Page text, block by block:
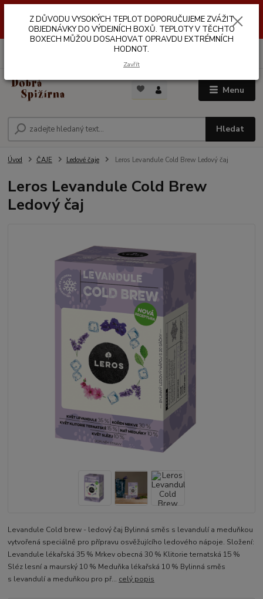
VÝDEJNÍCH BOXŮ. TEPLOTA V TĚCHTO BOXECH MŮŽE DOSAHOVAT
OPRAVDU EXTRÉMNÍCH HODNOT.
Menu
Hledat
Úvod ČAJE Ledové čaje Leros Levandule Cold Brew Ledový čaj
Leros Levandule Cold Brew
Ledový čaj
Levandule Cold brew - ledový čaj Bylinná směs s levandulí a meduňkou
vytvořená speciálně pro přípravu osvěžujícího ledového nápoje. Složení:
Levandule lékařská 35 % Mrkev obecná 30 % Klitorie ternatská 15 %
Sléz lesní a maurský 10 % Meduňka lékařská 10 % Bylinná směs
s levandulí a meduňkou pro př... celý popis
Z DŮVODU VYSOKÝCH TEPLOT DOPORUČUJEME ZVÁŽIT
OBJEDNÁVKY DO VÝDEJNÍCH BOXŮ. TEPLOTY V TĚCHTO
BOXECH MŮŽOU DOSAHOVAT OPRAVDU EXTRÉMNÍCH
HODNOT.
Zavřít